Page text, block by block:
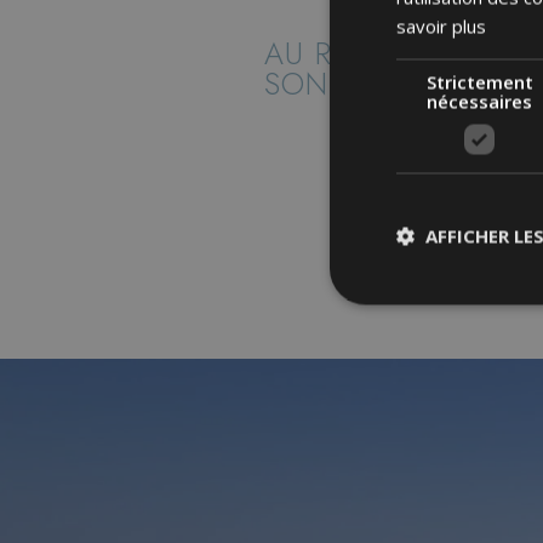
AU REX, CHAQUE
SON RYTHME
savoir plus
Strictement
nécessaires
AFFICHER